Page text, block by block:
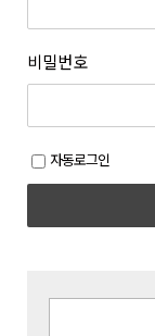
비밀번호
자동로그인